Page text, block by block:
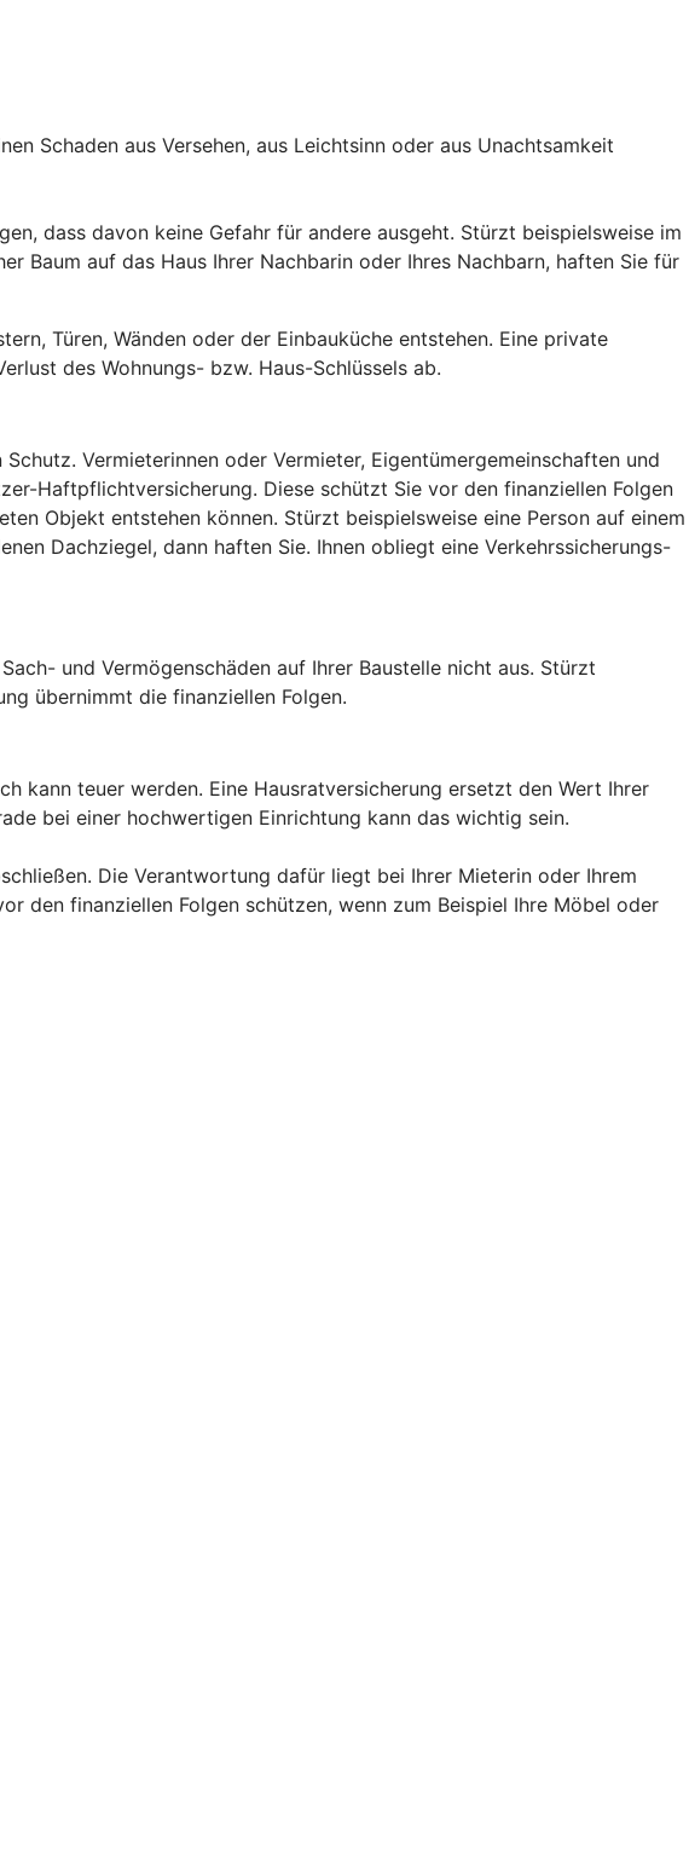
Schaden aus Versehen, aus Leichtsinn oder aus Unachtsamkeit
dass davon keine Gefahr für andere ausgeht. Stürzt beispielsweise im
Baum auf das Haus Ihrer Nachbarin oder Ihres Nachbarn, haften Sie für
Türen, Wänden oder der Einbauküche entstehen. Eine private
des Wohnungs- bzw. Haus-Schlüssels ab.
Vermieterinnen oder Vermieter, Eigentümergemeinschaften und
Haftpflichtversicherung. Diese schützt Sie vor den finanziellen Folgen
Objekt entstehen können. Stürzt beispielsweise eine Person auf einem
Dachziegel, dann haften Sie. Ihnen obliegt eine Verkehrssicherungs-
und Vermögenschäden auf Ihrer Baustelle nicht aus. Stürzt
übernimmt die finanziellen Folgen.
kann teuer werden. Eine Hausratversicherung ersetzt den Wert Ihrer
bei einer hochwertigen Einrichtung kann das wichtig sein.
Die Verantwortung dafür liegt bei Ihrer Mieterin oder Ihrem
den finanziellen Folgen schützen, wenn zum Beispiel Ihre Möbel oder